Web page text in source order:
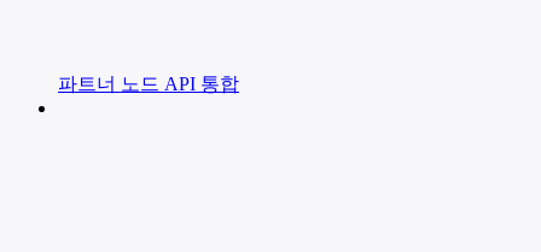
파트너 노드 API 통합